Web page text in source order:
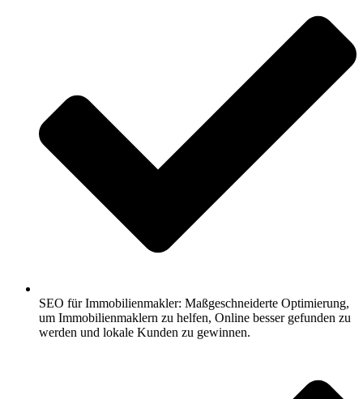
SEO für Immobilienmakler: Maßgeschneiderte Optimierung,
um Immobilienmaklern zu helfen, Online besser gefunden zu
werden und lokale Kunden zu gewinnen.